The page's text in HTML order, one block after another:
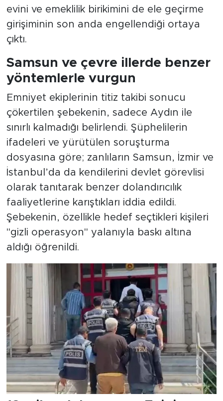
evini ve emeklilik birikimini de ele geçirme
girişiminin son anda engellendiği ortaya
çıktı.
Samsun ve çevre illerde benzer
yöntemlerle vurgun
Emniyet ekiplerinin titiz takibi sonucu
çökertilen şebekenin, sadece Aydın ile
sınırlı kalmadığı belirlendi. Şüphelilerin
ifadeleri ve yürütülen soruşturma
dosyasına göre; zanlıların Samsun, İzmir ve
İstanbul’da da kendilerini devlet görevlisi
olarak tanıtarak benzer dolandırıcılık
faaliyetlerine karıştıkları iddia edildi.
Şebekenin, özellikle hedef seçtikleri kişileri
"gizli operasyon" yalanıyla baskı altına
aldığı öğrenildi.